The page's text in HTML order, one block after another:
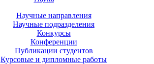
Научные направления
Научные подразделения
Конкурсы
Конференции
Публикации студентов
Курсовые и дипломные работы